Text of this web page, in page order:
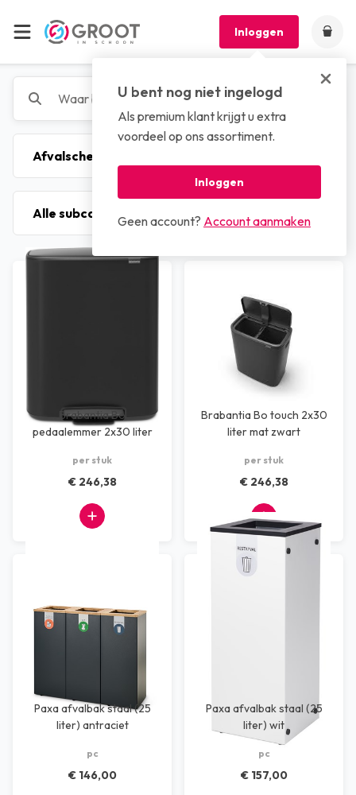
Inloggen
U bent nog niet ingelogd
Als premium klant krijgt u extra
voordeel op ons assortiment.
Inloggen
Geen account? Account aanmaken
Brabantia Bo
pedaalemmer 2x30 liter
per stuk
€ 246,38
Brabantia Bo touch 2x30
liter mat zwart
per stuk
€ 246,38
Paxa afvalbak staal (25
liter) antraciet
pc
€ 146,00
Paxa afvalbak staal (25
liter) wit
pc
€ 157,00